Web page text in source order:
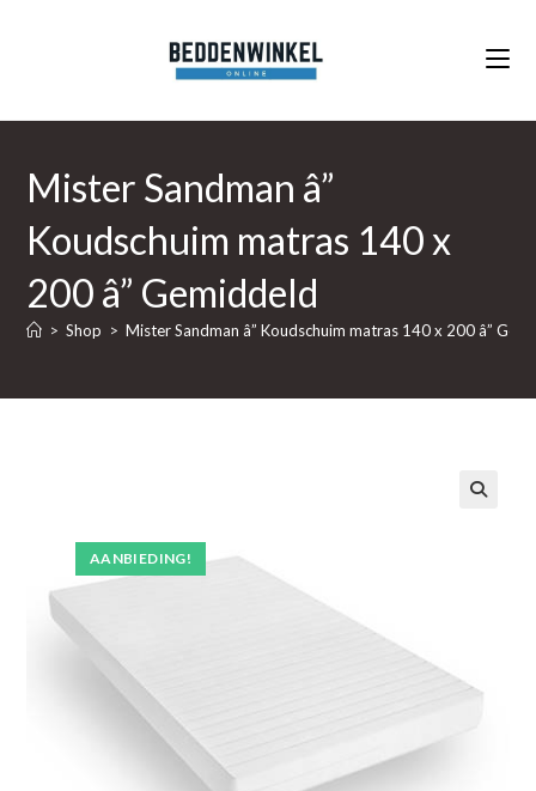
Mister Sandman â”
Koudschuim matras 140 x
200 â” Gemiddeld
> Shop > Mister Sandman â” Koudschuim matras 140 x 200 â”
AANBIEDING!